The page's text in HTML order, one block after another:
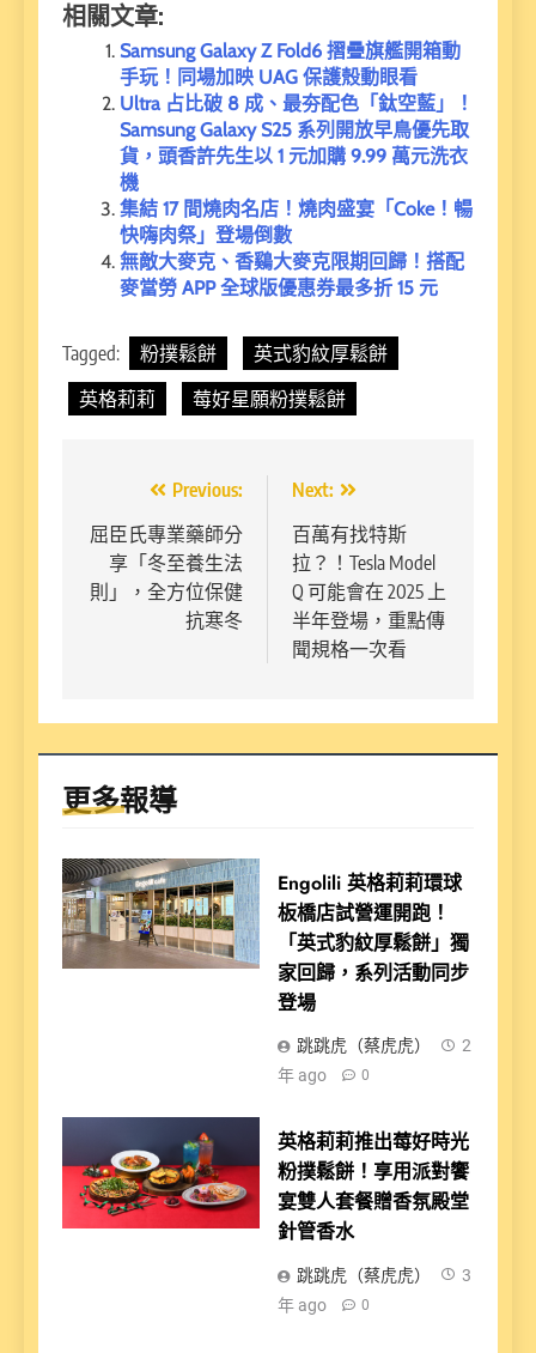
相關文章:
Samsung Galaxy Z Fold6 摺疊旗艦開箱動
手玩！同場加映 UAG 保護殼動眼看
Ultra 占比破 8 成、最夯配色「鈦空藍」！
Samsung Galaxy S25 系列開放早鳥優先取
貨，頭香許先生以 1 元加購 9.99 萬元洗衣
機
集結 17 間燒肉名店！燒肉盛宴「Coke！暢
快嗨肉祭」登場倒數
無敵大麥克、香鷄大麥克限期回歸！搭配
麥當勞 APP 全球版優惠券最多折 15 元
Tagged: 粉撲鬆餅
英式豹紋厚鬆餅
英格莉莉
莓好星願粉撲鬆餅
章
導
Previous:
屈臣氏專業藥師分
享「冬至養生法
則」，全方位保健
抗寒冬
Next:
百萬有找特斯
拉？！Tesla Model
Q 可能會在 2025 上
半年登場，重點傳
聞規格一次看
更多報導
Engolili 英格莉莉環球
板橋店試營運開跑！
「英式豹紋厚鬆餅」獨
家回歸，系列活動同步
登場
跳跳虎（蔡虎虎）
2
年 ago
0
英格莉莉推出莓好時光
粉撲鬆餅！享用派對饗
宴雙人套餐贈香氛殿堂
針管香水
跳跳虎（蔡虎虎）
3
年 ago
0